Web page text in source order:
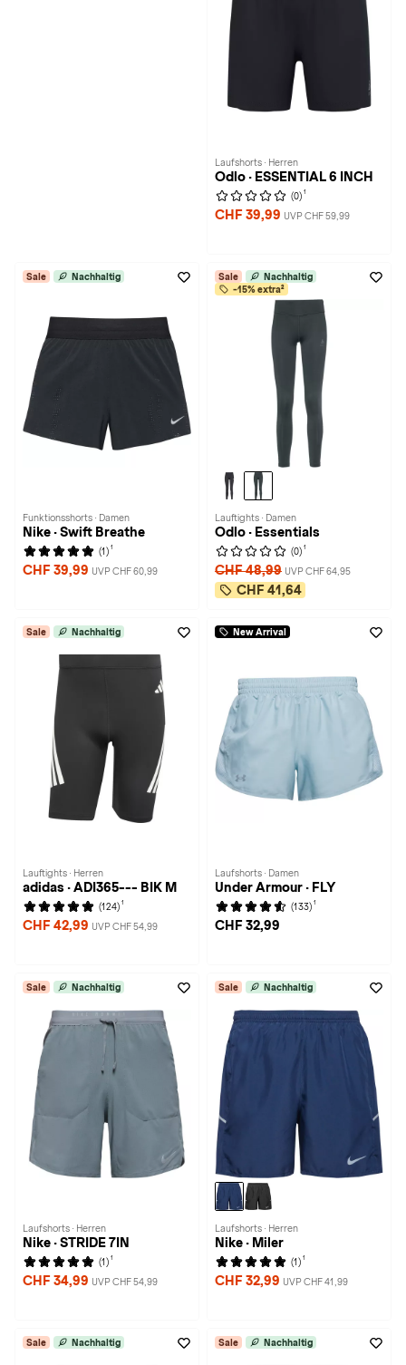
Laufshorts · Herren
Odlo · ESSENTIAL 6 INCH
(0) 1
CHF 39,99 UVP CHF 59,99
Sale Nachhaltig
Funktionsshorts · Damen
Nike · Swift Breathe
(1) 1
CHF 39,99 UVP CHF 60,99
Sale
Nachhaltig
-15% extra²
Lauftights · Damen
Odlo · Essentials
(0) 1
CHF 48,99 UVP CHF 64,95
CHF 41,64
Sale Nachhaltig
Lauftights · Herren
adidas · ADI365--- BIK M
(124) 1
CHF 42,99 UVP CHF 54,99
New Arrival
Laufshorts · Damen
Under Armour · FLY
(133) 1
CHF 32,99
Sale Nachhaltig
Laufshorts · Herren
Nike · STRIDE 7IN
(1) 1
CHF 34,99 UVP CHF 54,99
Sale Nachhaltig
Laufshorts · Herren
Nike · Miler
(1) 1
CHF 32,99 UVP CHF 41,99
Sale Nachhaltig Sale Nachhaltig